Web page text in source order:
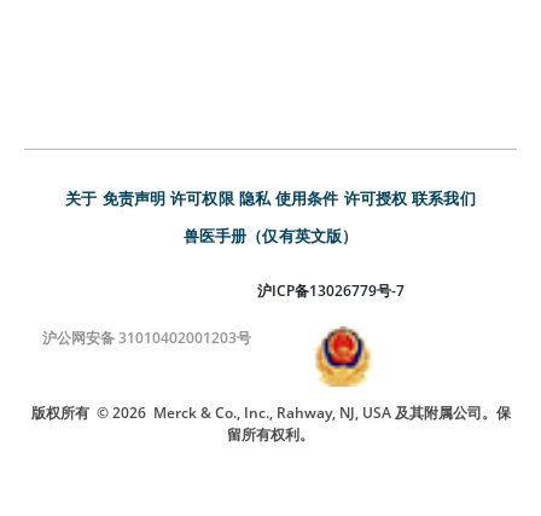
关于 免责声明 许可权限 隐私 使用条件 许可授权 联系我们
兽医手册（仅有英文版）
沪ICP备13026779号-7
沪公网安备 31010402001203号
版权所有 © 2026 Merck & Co., Inc., Rahway, NJ, USA 及其附属公司。保
留所有权利。